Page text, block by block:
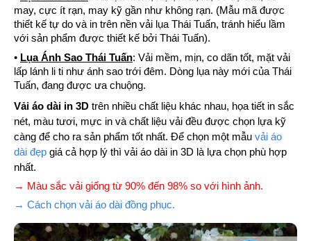
may, cực ít rạn, may kỹ gần như không rạn. (Mẫu mã được
thiết kế tự do và in trên nền vải lụa Thái Tuấn, tránh hiểu lầm
với sản phẩm được thiết kế bởi Thái Tuấn).
• Lụa Ánh Sao Thái Tuấn: Vải mềm, mịn, co dãn tốt, mặt vải
lấp lánh li ti như ánh sao trới đêm. Dòng lụa này mới của Thái
Tuấn, đang được ưa chuộng.
Vải áo dài in 3D trên nhiều chất liệu khác nhau, họa tiết in sắc
nét, màu tươi, mực in và chất liệu vải đều được chọn lựa kỹ
càng để cho ra sản phẩm tốt nhất. Để chọn một mẫu vải áo
dài đẹp giá cả hợp lý thì vải áo dài in 3D là lựa chọn phù hợp
nhất.
→ Màu sắc vải giống từ 90% đến 98% so với hình ảnh.
→ Cách chọn vải áo dài đồng phục.